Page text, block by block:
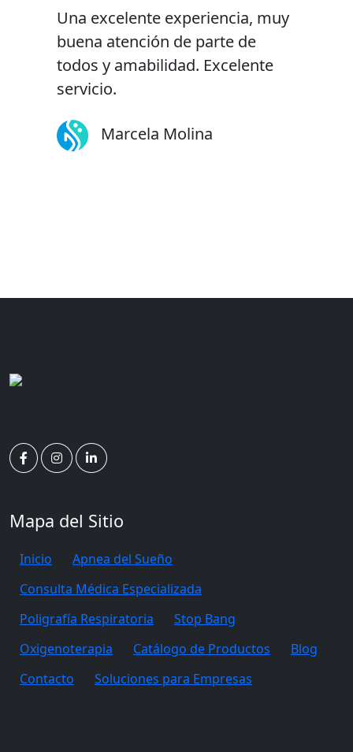
Una excelente experiencia, muy
buena atención de parte de
todos y amabilidad. Excelente
servicio.
Marcela Molina
Mapa del Sitio
Inicio
Apnea del Sueño
Consulta Médica Especializada
Poligrafía Respiratoria
Stop Bang
Oxigenoterapia
Catálogo de Productos
Blog
Contacto
Soluciones para Empresas